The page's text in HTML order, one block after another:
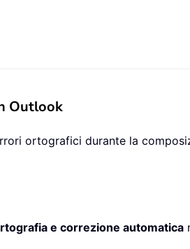
Outlook
ortografici durante la
e correzione automatica